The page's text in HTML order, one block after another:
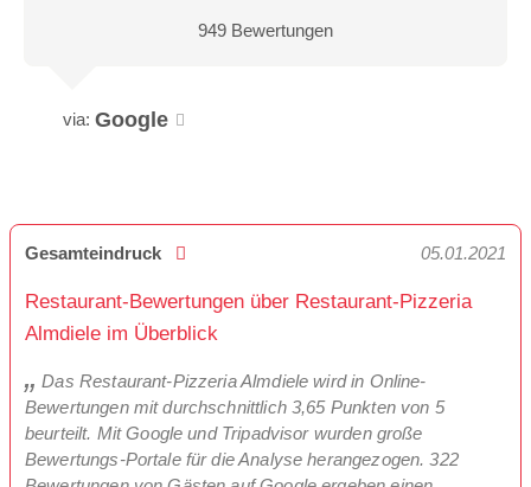
949 Bewertungen
via: Google
Gesamteindruck 05.01.2021
Restaurant-Bewertungen über Restaurant-Pizzeria
Almdiele im Überblick
Das Restaurant-Pizzeria Almdiele wird in Online-
Bewertungen mit durchschnittlich 3,65 Punkten von 5
beurteilt. Mit Google und Tripadvisor wurden große
Bewertungs-Portale für die Analyse herangezogen. 322